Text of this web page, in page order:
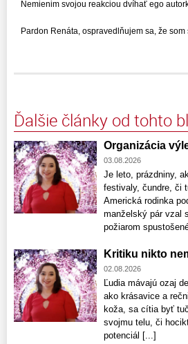
Nemienim svojou reakciou dvíhať ego
Pardon Renáta, ospravedlňujem sa, že som
Ďalšie články od tohto
Organizácia
03.08.2026
Je leto, prázdniny,
festivaly, čundre, či
Americká rodinka
manželský pár vzal
požiarom
Kritiku nikto
02.08.2026
Ľudia mávajú ozaj
ako krásavice a
koža, sa cítia byť
svojmu telu, či
potenciál [...]